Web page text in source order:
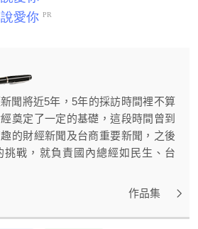
聞將近5年，5年的採訪時間裡不算
奠定了一定的基礎，這段時間曾到
的財經新聞及台商重要新聞，之後
挑戰，就負責國內總經如民生、台
作品集